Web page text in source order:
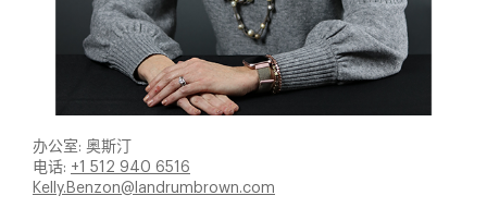
办公室: 奥斯汀
电话: +1 512 940 6516
Kelly.Benzon@landrumbrown.com